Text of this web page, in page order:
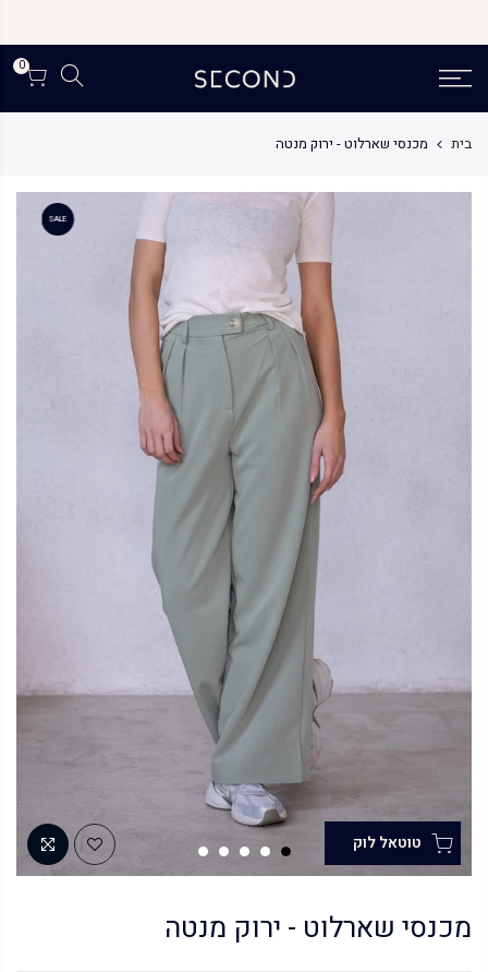
0
בית מכנסי שארלוט - ירוק מנטה
SALE
מכנסי שארלוט - ירוק מנטה